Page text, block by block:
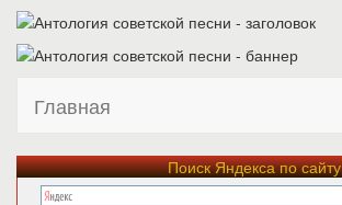
Главная
Поиск Яндекса по сайту